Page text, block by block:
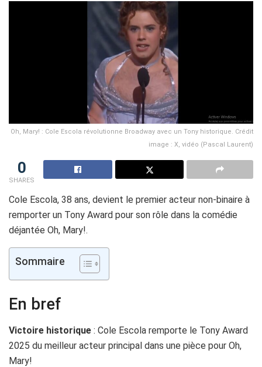
Oh, Mary! : Cole Escola révolutionne Broadway avec un Tony historique. Crédit
image : X, vidéo (Pascal Laurent)
0
SHARES
Cole Escola, 38 ans, devient le premier acteur non-binaire à
remporter un Tony Award pour son rôle dans la comédie
déjantée Oh, Mary!.
Sommaire
En bref
Victoire historique : Cole Escola remporte le Tony Award
2025 du meilleur acteur principal dans une pièce pour Oh,
Mary!